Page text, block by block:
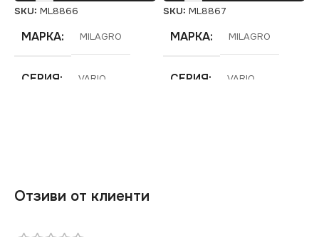
SKU: ML8866
МАРКА MILAGRO
СЕРИЯ VARIO
220V
SKU: ML8867
МАРКА MILAGRO
СЕРИЯ VARIO
Отзиви от клиенти